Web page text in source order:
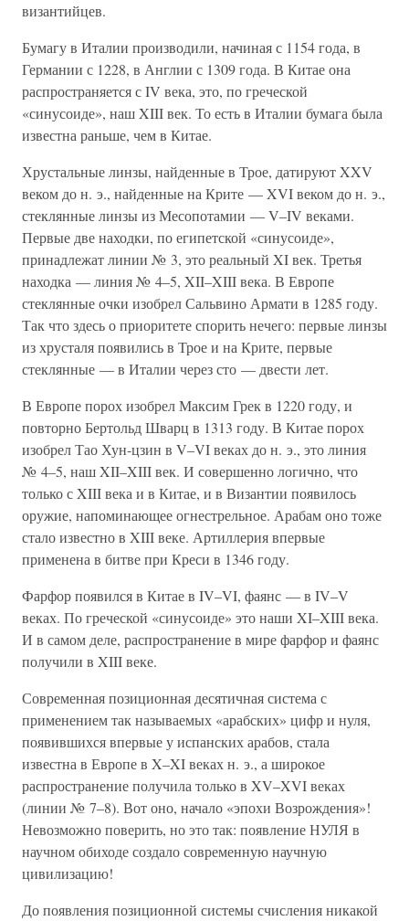
византийцев.
Бумагу в Италии производили, начиная с 1154 года, в
Германии с 1228, в Англии с 1309 года. В Китае она
распространяется с IV века, это, по греческой
«синусоиде», наш XIII век. То есть в Италии бумага была
известна раньше, чем в Китае.
Хрустальные линзы, найденные в Трое, датируют XXV
веком до н. э., найденные на Крите — XVI веком до н. э.,
стеклянные линзы из Месопотамии — V–IV веками.
Первые две находки, по египетской «синусоиде»,
принадлежат линии № 3, это реальный XI век. Третья
находка — линия № 4–5, XII–XIII века. В Европе
стеклянные очки изобрел Сальвино Армати в 1285 году.
Так что здесь о приоритете спорить нечего: первые линзы
из хрусталя появились в Трое и на Крите, первые
стеклянные — в Италии через сто — двести лет.
В Европе порох изобрел Максим Грек в 1220 году, и
повторно Бертольд Шварц в 1313 году. В Китае порох
изобрел Тао Хун-цзин в V–VI веках до н. э., это линия
№ 4–5, наш XII–XIII век. И совершенно логично, что
только с XIII века и в Китае, и в Византии появилось
оружие, напоминающее огнестрельное. Арабам оно тоже
стало известно в XIII веке. Артиллерия впервые
применена в битве при Креси в 1346 году.
Фарфор появился в Китае в IV–VI, фаянс — в IV–V
веках. По греческой «синусоиде» это наши XI–XIII века.
И в самом деле, распространение в мире фарфор и фаянс
получили в XIII веке.
Современная позиционная десятичная система с
применением так называемых «арабских» цифр и нуля,
появившихся впервые у испанских арабов, стала
известна в Европе в X–XI веках н. э., а широкое
распространение получила только в XV–XVI веках
(линии № 7–8). Вот оно, начало «эпохи Возрождения»!
Невозможно поверить, но это так: появление НУЛЯ в
научном обиходе создало современную научную
цивилизацию!
До появления позиционной системы счисления никакой